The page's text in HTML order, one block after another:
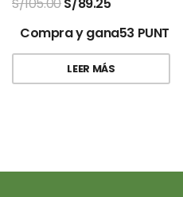
Compra y gana53 PUNTOS!
LEER MÁS